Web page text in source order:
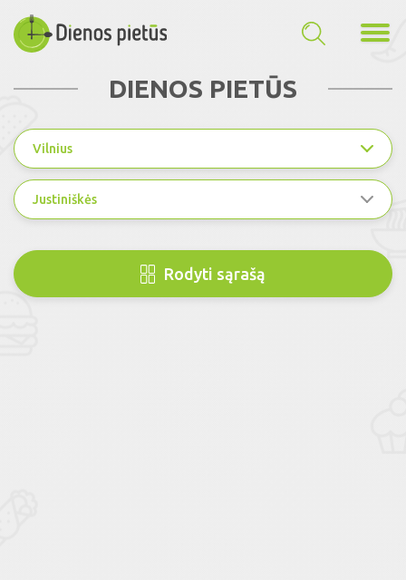
DIENOS PIETŪS
Vilnius
Justiniškės
Rodyti sąrašą